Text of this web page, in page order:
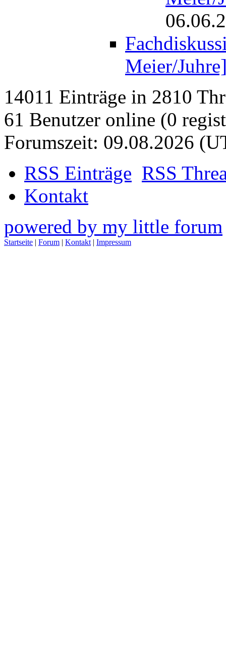
Meier/
14011 Einträge in 2810
61 Benutzer online (0
Forumszeit: 09.08.2026
RSS Einträge RSS
Kontakt
powered by my little forum
Startseite | Forum | Kontakt | Impressum